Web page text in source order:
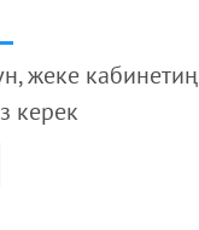
жеке
керек